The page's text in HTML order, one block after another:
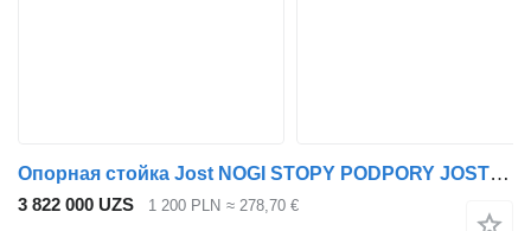
Опорная стойка Jost NOGI STOPY PODPORY JOST MODUL B0202 NACZEPY KPL для полуприцепа
3 822 000 UZS 1 200 PLN ≈ 278,70 €